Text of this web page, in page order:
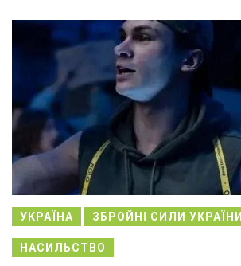
УКРАЇНА ЗБРОЙНІ СИЛИ УКРАЇНИ
НАСИЛЬСТВО